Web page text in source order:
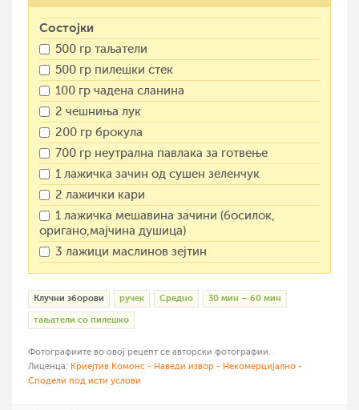
Состојки
500 гр таљатели
500 гр пилешки стек
100 гр чадена сланина
2 чешниња лук
200 гр брокула
700 гр неутрална павлака за готвење
1 лажичка зачин од сушен зеленчук
2 лажички кари
1 лажичка мешавина зачини (босилок,
оригано,мајчина душица)
3 лажици маслинов зејтин
Клучни зборови ручек Средно 30 мин – 60 мин
таљатели со пилешко
Фотографиите во овој рецепт се авторски фотографии.
Лиценца: Криејтив Комонс - Наведи извор - Некомерцијално -
Сподели под исти услови